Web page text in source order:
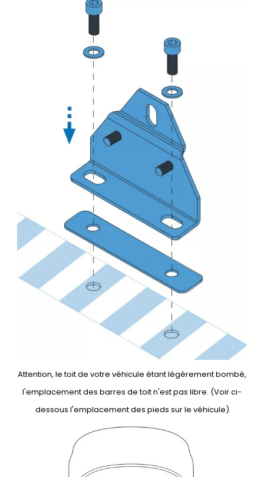
Attention, le toit de votre véhicule étant légèrement bombé,
l'emplacement des barres de toit n'est pas libre. (Voir ci-
dessous l'emplacement des pieds sur le véhicule)